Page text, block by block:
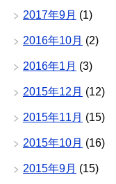
2017年9月 (1)
2016年10月 (2)
2016年1月 (3)
2015年12月 (12)
2015年11月 (15)
2015年10月 (16)
2015年9月 (15)